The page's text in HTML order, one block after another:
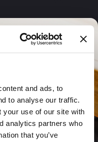
and ads, to
to analyse our traffic.
your use of our site with
analytics partners who
that you’ve